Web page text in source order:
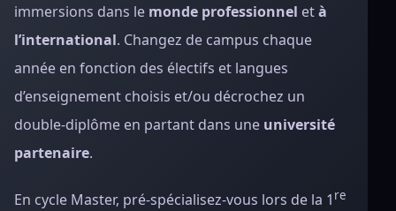
immersions dans le monde professionnel età
l’international. Changez de campus chaque
année en fonction des électifs et langues
d’enseignement choisis et/ou décrochez un
double-diplôme en partant dans une université
partenaire.
En cycle Master, pré-spécialisez-vous lors de la 1 re